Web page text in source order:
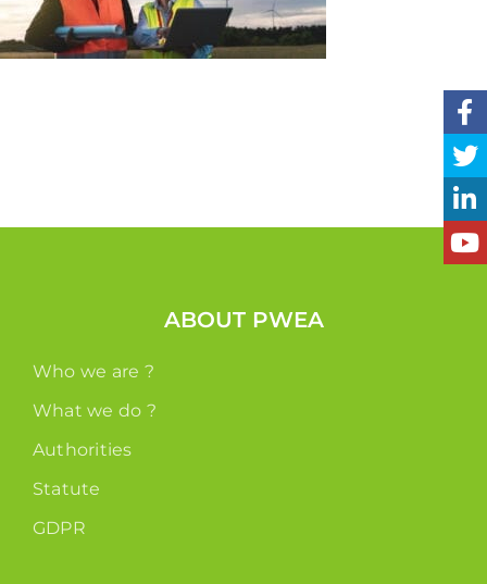
ABOUT PWEA
Who we are ?
What we do ?
Authorities
Statute
GDPR